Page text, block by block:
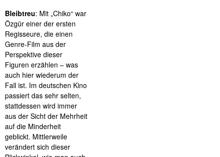
Bleibtreu: Mit „Chiko“ war
Özgür einer der ersten
Regisseure, die einen
Genre-Film aus der
Perspektive dieser
Figuren erzählen – was
auch hier wiederum der
Fall ist. Im deutschen Kino
passiert das sehr selten,
stattdessen wird immer
aus der Sicht der Mehrheit
auf die Minderheit
geblickt. Mittlerweile
verändert sich dieser